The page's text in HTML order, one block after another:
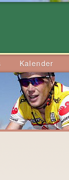
Kalender